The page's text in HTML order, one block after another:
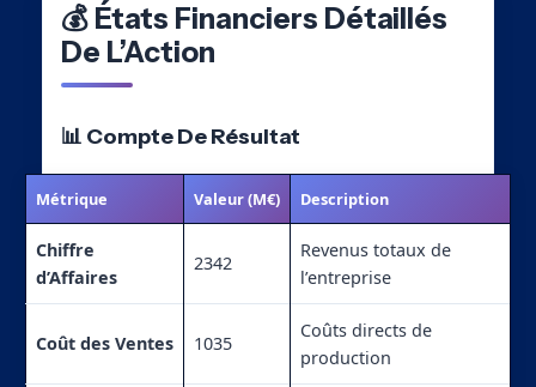
💰 États Financiers Détaillés
De L’Action
📊 Compte De Résultat
Métrique Valeur (M€) Description
Chiffre
d’Affaires
2342
Revenus totaux de
l’entreprise
Coût des Ventes 1035
Coûts directs de
production